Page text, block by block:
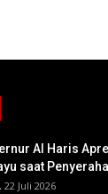
Al Haris
saat
22 Juli 2026